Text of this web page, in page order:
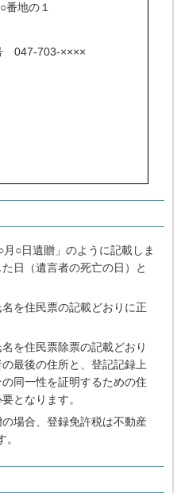
地の１
047-703-××××
○日遺贈」のように記載しま
日（遺言者の死亡の日）と
を住民票の記載どおりに正
を住民票除票の記載どおり
最後の住所と、登記記録上
同一性を証明するための住
となります。
場合、登録免許税は不動産